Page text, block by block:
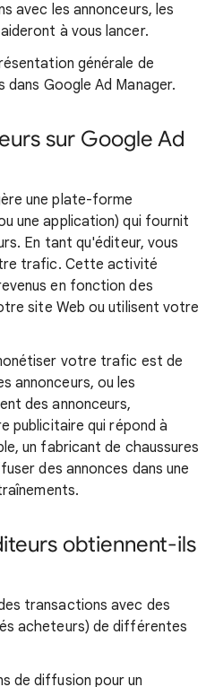
avec les annonceurs, les
à vous lancer.
générale de
Google Ad Manager.
sur Google Ad
une plate-forme
une application) qui fournit
En tant qu'éditeur, vous
trafic. Cette activité
en fonction des
site Web ou utilisent votre
votre trafic est de
annonceurs, ou les
des annonceurs,
publicitaire qui répond à
un fabricant de chaussures
des annonces dans une
obtiennent-ils
transactions avec des
acheteurs) de différentes
de diffusion pour un